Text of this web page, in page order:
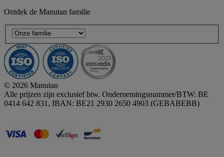
Ontdek de Manutan familie
© 2026 Manutan
Alle prijzen zijn exclusief btw. Ondernemingsnummer/BTW: BE
0414 642 831, IBAN: BE21 2930 2650 4903 (GEBABEBB)